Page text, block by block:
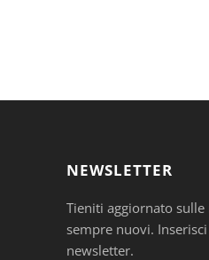
NEWSLETTER
Tieniti aggiornato
sempre nuovi.
newsletter.